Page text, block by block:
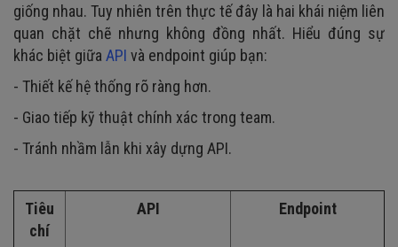
giống nhau. Tuy nhiên trên thực tế đây là hai khái niệm liên
quan chặt chẽ nhưng không đồng nhất. Hiểu đúng sự
khác biệt giữa API và endpoint giúp bạn:
- Thiết kế hệ thống rõ ràng hơn.
- Giao tiếp kỹ thuật chính xác trong team.
- Tránh nhầm lẫn khi xây dựng API.
Tiêu
chí
API Endpoint